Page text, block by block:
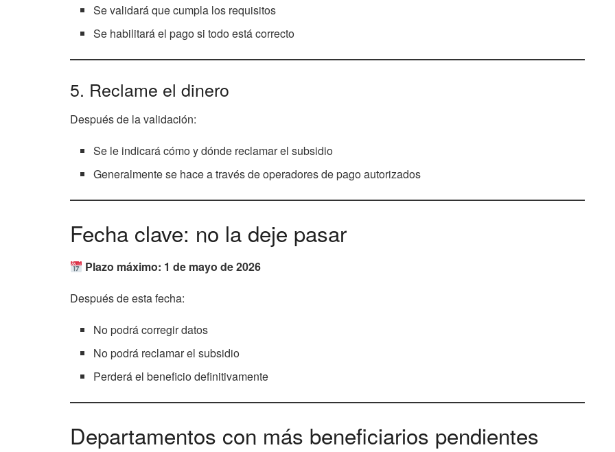
Se validará que cumpla los requisitos
Se habilitará el pago si todo está correcto
5. Reclame el dinero
Después de la validación:
Se le indicará cómo y dónde reclamar el subsidio
Generalmente se hace a través de operadores de pago autorizados
Fecha clave: no la deje pasar
Plazo máximo: 1 de mayo de 2026
Después de esta fecha:
No podrá corregir datos
No podrá reclamar el subsidio
Perderá el beneficio definitivamente
Departamentos con más beneficiarios pendientes